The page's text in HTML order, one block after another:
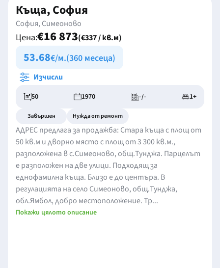
Къща, София
София, Симеоново
Цена:€16 873(€337 / кв.м)
53.68€/м.(360 месеца)
Изчисли
50 1970 -/- 1+
Завършен Нужда от ремонт
АДРЕС предлага за продажба: Стара къща с площ от
50 кв.м и дворно място с площ от 3 300 кв.м.,
разположена в с.Симеоново, общ.Тунджа. Парцелът
е разположен на две улици. Подходящ за
еднофамилна къща. Близо е до центъра. В
регулацията на село Симеоново, общ.Тунджа,
обл.Ямбол, добро местоположение. Тр...
Покажи цялото описание